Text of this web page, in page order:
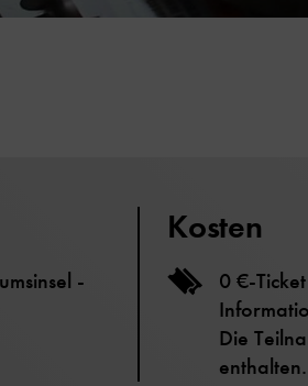
-
Kosten
0 €-
Die
enthalten.